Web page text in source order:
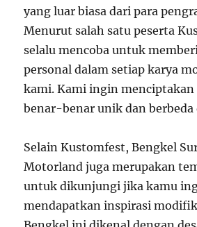
yang luar biasa dari para
Menurut salah satu peserta
selalu mencoba untuk
personal dalam setiap karya
kami. Kami ingin menciptakan
benar-benar unik dan berbeda
Selain Kustomfest, Bengkel
Motorland juga merupakan
untuk dikunjungi jika kamu
mendapatkan inspirasi